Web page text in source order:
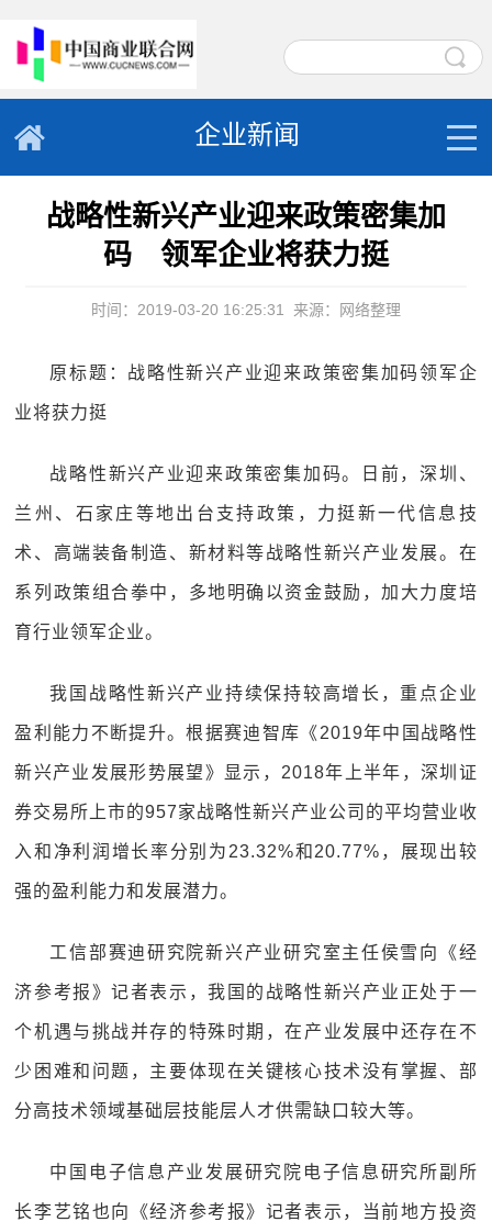
企业新闻
战略性新兴产业迎来政策密集加
码 领军企业将获力挺
时间：2019-03-20 16:25:31 来源：网络整理
原标题：战略性新兴产业迎来政策密集加码领军企
业将获力挺
战略性新兴产业迎来政策密集加码。日前，深圳、
兰州、石家庄等地出台支持政策，力挺新一代信息技
术、高端装备制造、新材料等战略性新兴产业发展。在
系列政策组合拳中，多地明确以资金鼓励，加大力度培
育行业领军企业。
我国战略性新兴产业持续保持较高增长，重点企业
盈利能力不断提升。根据赛迪智库《2019年中国战略性
新兴产业发展形势展望》显示，2018年上半年，深圳证
券交易所上市的957家战略性新兴产业公司的平均营业收
入和净利润增长率分别为23.32%和20.77%，展现出较
强的盈利能力和发展潜力。
工信部赛迪研究院新兴产业研究室主任侯雪向《经
济参考报》记者表示，我国的战略性新兴产业正处于一
个机遇与挑战并存的特殊时期，在产业发展中还存在不
少困难和问题，主要体现在关键核心技术没有掌握、部
分高技术领域基础层技能层人才供需缺口较大等。
中国电子信息产业发展研究院电子信息研究所副所
长李艺铭也向《经济参考报》记者表示，当前地方投资